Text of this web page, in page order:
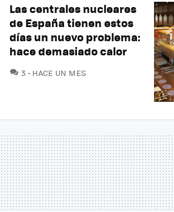
Las centrales nucleares
de España tienen estos
días un nuevo problema:
hace demasiado calor
3 COMENTARIOS
HACE UN MES